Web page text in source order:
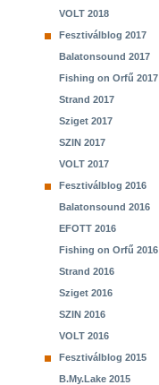
VOLT 2018
Fesztiválblog 2017
Balatonsound 2017
Fishing on Orfű 2017
Strand 2017
Sziget 2017
SZIN 2017
VOLT 2017
Fesztiválblog 2016
Balatonsound 2016
EFOTT 2016
Fishing on Orfű 2016
Strand 2016
Sziget 2016
SZIN 2016
VOLT 2016
Fesztiválblog 2015
B.My.Lake 2015